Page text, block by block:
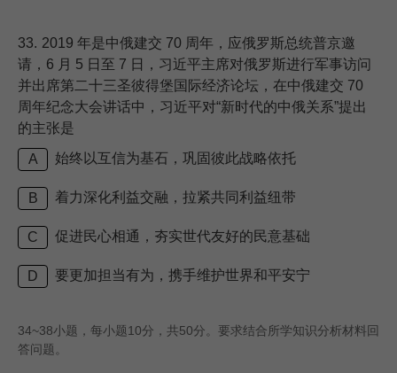
33. 2019 年是中俄建交 70 周年，应俄罗斯总统普京邀
请，6 月 5 日至 7 日，习近平主席对俄罗斯进行军事访问
并出席第二十三圣彼得堡国际经济论坛，在中俄建交 70
周年纪念大会讲话中，习近平对“新时代的中俄关系”提出
的主张是
A 始终以互信为基石，巩固彼此战略依托
B 着力深化利益交融，拉紧共同利益纽带
C 促进民心相通，夯实世代友好的民意基础
D 要更加担当有为，携手维护世界和平安宁
34~38小题，每小题10分，共50分。要求结合所学知识分析材料回
答问题。